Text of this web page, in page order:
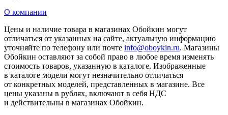
О компании
Цены и наличие товара в магазинах Обойкин могут
отличаться от указанных на сайте, актуальную информацию
уточняйте по телефону или почте info@oboykin.ru. Магазины
Обойкин оставляют за собой право в любое время изменять
стоимость товаров, указанную в каталоге. Изображенные
в каталоге модели могут незначительно отличаться
от конкретных моделей, представленных в магазине. Все
цены указаны в рублях, включают в себя НДС
и действительны в магазинах Обойкин.